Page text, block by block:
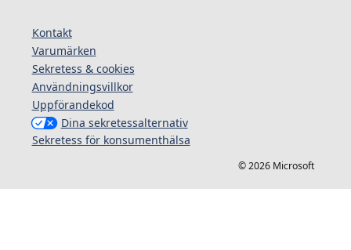
Kontakt
Varumärken
Sekretess & cookies
Användningsvillkor
Uppförandekod
Dina sekretessalternativ
Sekretess för konsumenthälsa
© 2026 Microsoft